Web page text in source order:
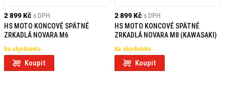
2 899 Kč s DPH
HS MOTO KONCOVÉ SPÄTNÉ
ZRKADLÁ NOVARA M6
Na objednávku
Koupit
2 899 Kč s DPH
HS MOTO KONCOVÉ SPÄTNÉ
ZRKADLÁ NOVARA M8 (KAWASAKI)
Na objednávku
Koupit